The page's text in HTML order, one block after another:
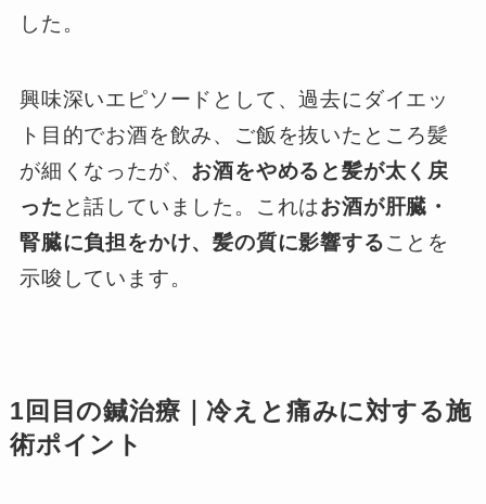
した。
興味深いエピソードとして、過去にダイエッ
ト目的でお酒を飲み、ご飯を抜いたところ髪
が細くなったが、 お酒をやめると髪が太く戻
った と話していました。これはお酒が肝臓・
腎臓に負担をかけ、髪の質に影響することを
示唆しています。
1回目の鍼治療｜冷えと痛みに対する施
術ポイント